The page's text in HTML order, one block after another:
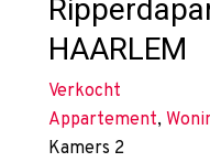
HAARLEM
Verkocht
Appartement,
Kamers 2